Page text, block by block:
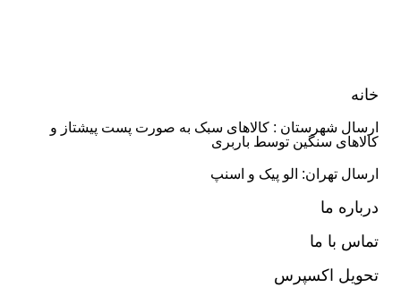
خانه
ارسال شهرستان : کالاهای سبک به صورت پست پیشتاز و
کالاهای سنگین توسط باربری
ارسال تهران: الو پیک و اسنپ
درباره ما
تماس با ما
تحویل اکسپرس